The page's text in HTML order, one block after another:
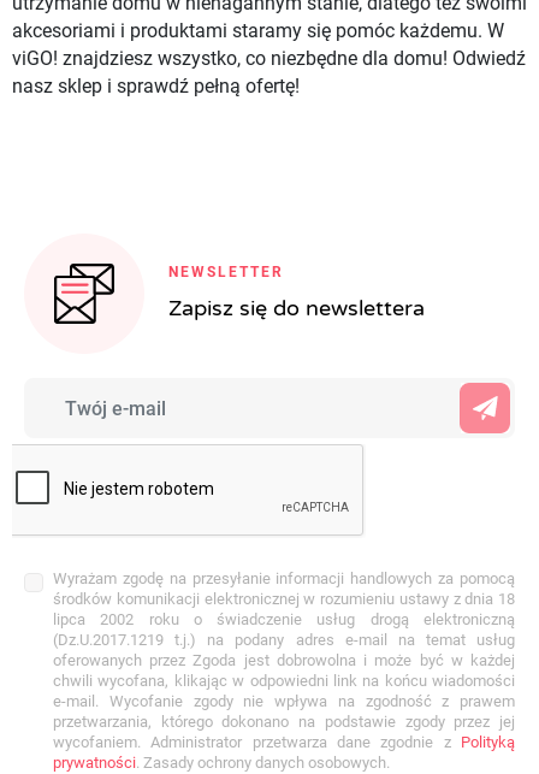
akcesoriami i produktami staramy się pomóc każdemu. W
viGO! znajdziesz wszystko, co niezbędne dla domu! Odwiedź
nasz sklep i sprawdź pełną ofertę!
NEWSLETTER
Zapisz się do newslettera
Wyrażam zgodę na przesyłanie informacji handlowych za pomocą
środków komunikacji elektronicznej w rozumieniu ustawy z dnia 18
lipca 2002 roku o świadczenie usług drogą elektroniczną
(Dz.U.2017.1219 t.j.) na podany adres e-mail na temat usług
oferowanych przez Zgoda jest dobrowolna i może być w każdej
chwili wycofana, klikając w odpowiedni link na końcu wiadomości
e-mail. Wycofanie zgody nie wpływa na zgodność z prawem
przetwarzania, którego dokonano na podstawie zgody przez jej
wycofaniem. Administrator przetwarza dane zgodnie z Polityką
prywatności. Zasady ochrony danych osobowych.